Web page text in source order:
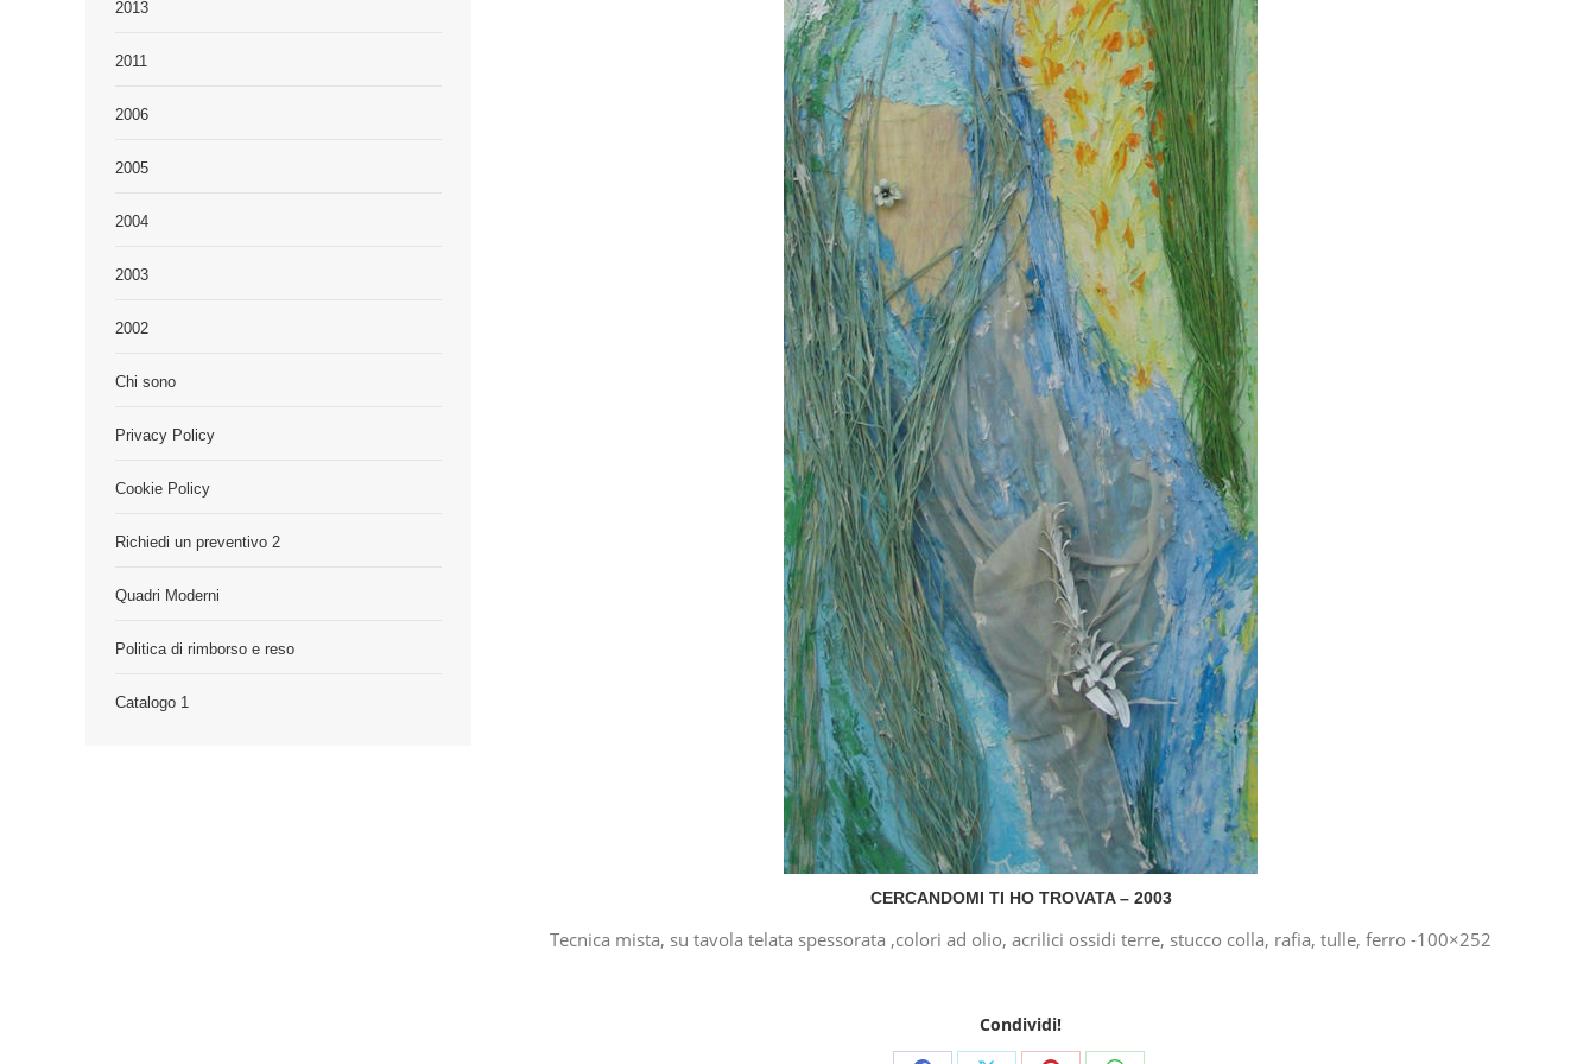
CERCANDOMI TI HO TROVATA – 2003
Tecnica mista, su tavola telata spessorata ,colori ad olio, acrilici ossidi terre, stucco colla, rafia, tulle, ferro -100×252
Condividi!
2013
2011
2006
2005
2004
2003
2002
Chi sono
Privacy Policy
Cookie Policy
Richiedi un preventivo 2
Quadri Moderni
Politica di rimborso e reso
Catalogo 1